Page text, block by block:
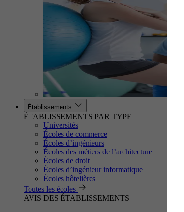
Établissements
ÉTABLISSEMENTS PAR TYPE
Universités
Écoles de commerce
Écoles d’ingénieurs
Écoles des métiers de l’architecture
Écoles de droit
Écoles d’ingénieur informatique
Écoles hôtelières
Toutes les écoles
AVIS DES ÉTABLISSEMENTS